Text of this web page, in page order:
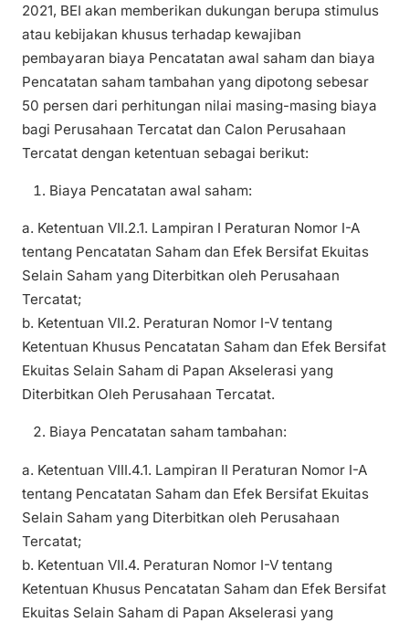
2021, BEI akan memberikan dukungan berupa stimulus
atau kebijakan khusus terhadap kewajiban
pembayaran biaya Pencatatan awal saham dan biaya
Pencatatan saham tambahan yang dipotong sebesar
50 persen dari perhitungan nilai masing-masing biaya
bagi Perusahaan Tercatat dan Calon Perusahaan
Tercatat dengan ketentuan sebagai berikut:
Biaya Pencatatan awal saham:
a. Ketentuan VII.2.1. Lampiran I Peraturan Nomor I-A
tentang Pencatatan Saham dan Efek Bersifat Ekuitas
Selain Saham yang Diterbitkan oleh Perusahaan
Tercatat;
b. Ketentuan VII.2. Peraturan Nomor I-V tentang
Ketentuan Khusus Pencatatan Saham dan Efek Bersifat
Ekuitas Selain Saham di Papan Akselerasi yang
Diterbitkan Oleh Perusahaan Tercatat.
Biaya Pencatatan saham tambahan:
a. Ketentuan VIII.4.1. Lampiran II Peraturan Nomor I-A
tentang Pencatatan Saham dan Efek Bersifat Ekuitas
Selain Saham yang Diterbitkan oleh Perusahaan
Tercatat;
b. Ketentuan VII.4. Peraturan Nomor I-V tentang
Ketentuan Khusus Pencatatan Saham dan Efek Bersifat
Ekuitas Selain Saham di Papan Akselerasi yang